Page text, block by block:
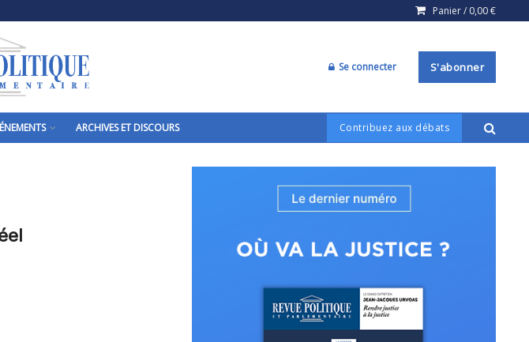
Panier / 0,00€
Se connecter S'abonner
ARCHIVES ET DISCOURS Contribuez aux débats